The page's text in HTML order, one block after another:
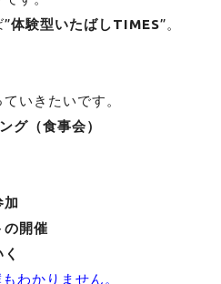
体験型いたばしTIMES”。
いきたいです。
グ（食事会）
加
の開催
わかりません。